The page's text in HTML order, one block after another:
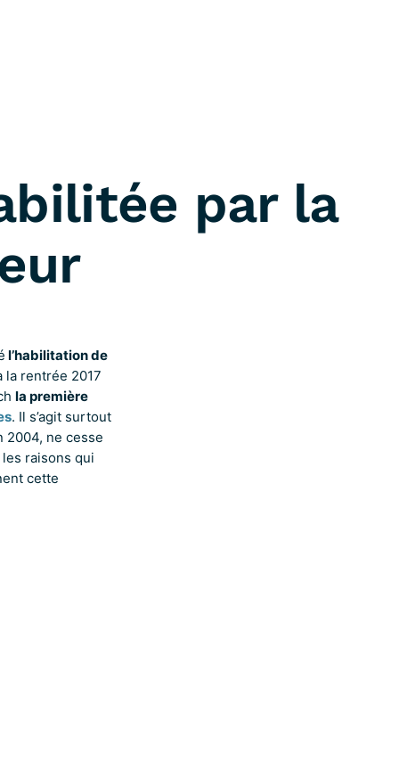
par la
l’habilitation de
la rentrée 2017
la première
. Il s’agit surtout
2004, ne cesse
raisons qui
cette